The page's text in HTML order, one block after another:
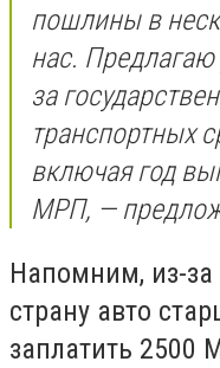
пошлины в
нас. Предлагаю
за
транспортных
включая год
МРП, —
Напомним, из-за
страну авто
заплатить 2500